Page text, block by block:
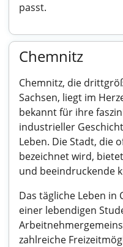
passt.
Chemnitz
Chemnitz, die
Sachsen, liegt im
bekannt für ihre
industrieller
Leben. Die Stadt, die
bezeichnet wird,
und beeindruckende
Das tägliche Leben in
einer lebendigen
zahlreiche